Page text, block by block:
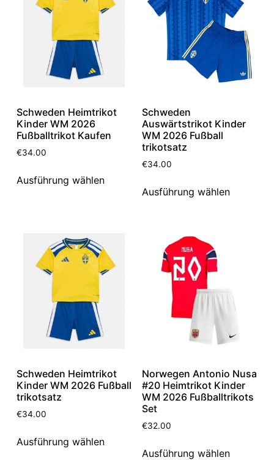
Schweden Heimtrikot
Kinder WM 2026
Fußballtrikot Kaufen
€34.00
Ausführung wählen
Schweden
Auswärtstrikot Kinder
WM 2026 Fußball
trikotsatz
€34.00
Ausführung wählen
Schweden Heimtrikot
Kinder WM 2026 Fußball
trikotsatz
€34.00
Ausführung wählen
Norwegen Antonio Nusa
#20 Heimtrikot Kinder
WM 2026 Fußballtrikots
Set
€32.00
Ausführung wählen